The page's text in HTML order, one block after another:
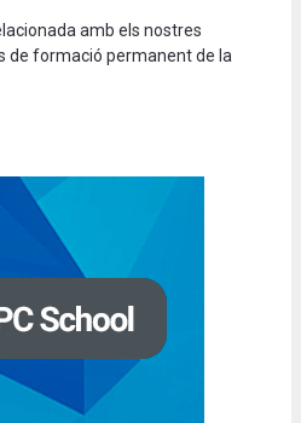
amb els nostres
de formació permanent de la